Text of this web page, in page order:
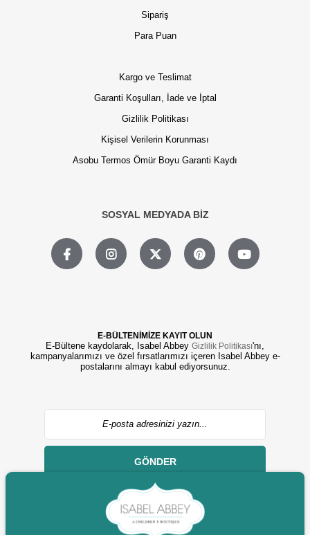
Sipariş
Para Puan
Kargo ve Teslimat
Garanti Koşulları, İade ve İptal
Gizlilik Politikası
Kişisel Verilerin Korunması
Asobu Termos Ömür Boyu Garanti Kaydı
SOSYAL MEDYADA BİZ
E-BÜLTENİMİZE KAYIT OLUN
E-Bültene kaydolarak, Isabel Abbey Gizlilik Politikası'nı,
kampanyalarımızı ve özel fırsatlarımızı içeren Isabel Abbey e-
postalarını almayı kabul ediyorsunuz.
GÖNDER